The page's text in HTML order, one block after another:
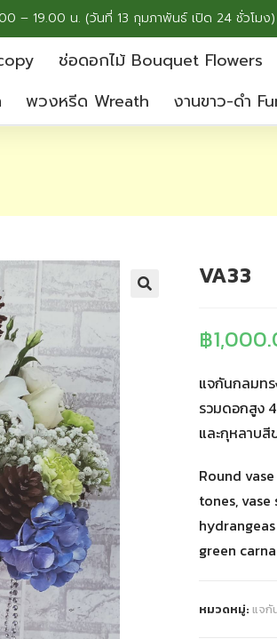
– 19.00 น. (วันที่ 13 กุมภาพันธ์ เปิด 24 ชั่วโมง)
ช่อดอกไม้ Bouquet Flowers
พวงหรีด Wreath งานขาว-ดำ
VA33
฿
แจกันกลมทร
รวมดอกสูง
และกุหลาบสี
Round
tones,
green
หมวดหมู่:แจกั